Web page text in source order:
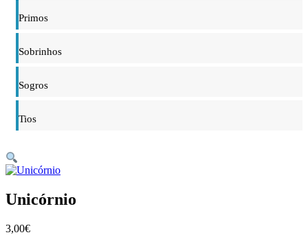
Primos
Sobrinhos
Sogros
Tios
Unicórnio
3,00€